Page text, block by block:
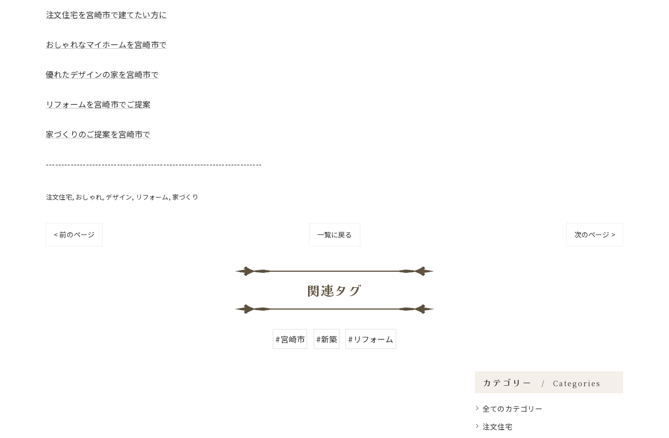
注文住宅を宮崎市で建てたい方に
おしゃれなマイホームを宮崎市で
優れたデザインの家を宮崎市で
リフォームを宮崎市でご提案
家づくりのご提案を宮崎市で
----------------------------------------------------------------------
注文住宅 おしゃれ デザイン リフォーム 家づくり
< 前のページ 一覧に戻る 次のページ >
関連タグ
#宮崎市 #新築 #リフォーム
カテゴリー Categories
全てのカテゴリー
注文住宅